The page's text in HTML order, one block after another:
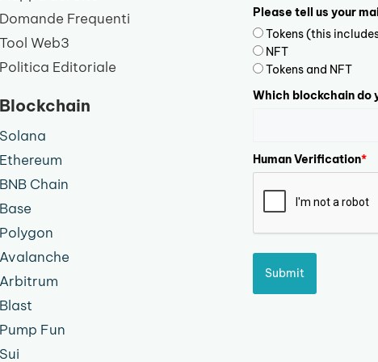
Domande Frequenti
Tool Web3
Politica Editoriale
Blockchain
Solana
Ethereum
BNB Chain
Base
Polygon
Avalanche
Arbitrum
Blast
Pump Fun
Sui
Please tell us your
Tokens (this
NFT
Tokens and NFT
Which blockchain do
Human Verification*
Submit